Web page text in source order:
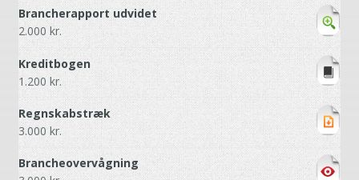
Brancherapport udvidet
2.000 kr.
Kreditbogen
1.200 kr.
Regnskabstræk
3.000 kr.
Brancheovervågning